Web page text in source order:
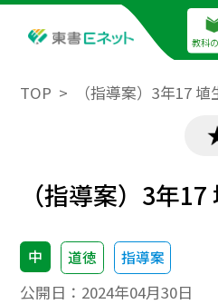
教科
TOP （指導案）3年17 埴
（指導案）3年
中 道徳 指導案
公開日： 2024年04月30日